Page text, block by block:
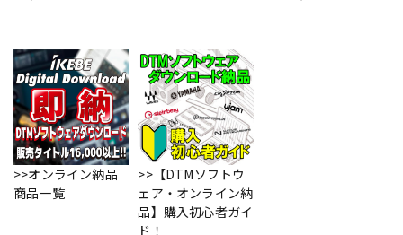
>>オンライン納品
商品一覧
>>【DTMソフトウ
ェア・オンライン納
品】購入初心者ガイ
ド！